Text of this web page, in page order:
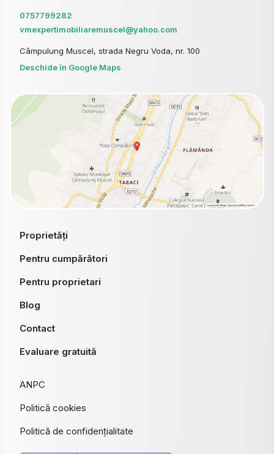
0757799282
vmexpertimobiliaremuscel@yahoo.com
Câmpulung Muscel, strada Negru Voda, nr. 100
Deschide în Google Maps
Proprietăți
Pentru cumpărători
Pentru proprietari
Blog
Contact
Evaluare gratuită
ANPC
Politică cookies
Politică de confidențialitate